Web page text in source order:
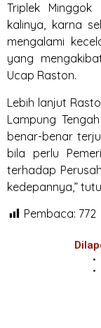
Triplek
kalinya, karna
mengalami
yang
Ucap Raston.
Lebih lanjut
Lampung
benar-benar
bila perlu
terhadap
kedepannya,”
Pembaca: 772